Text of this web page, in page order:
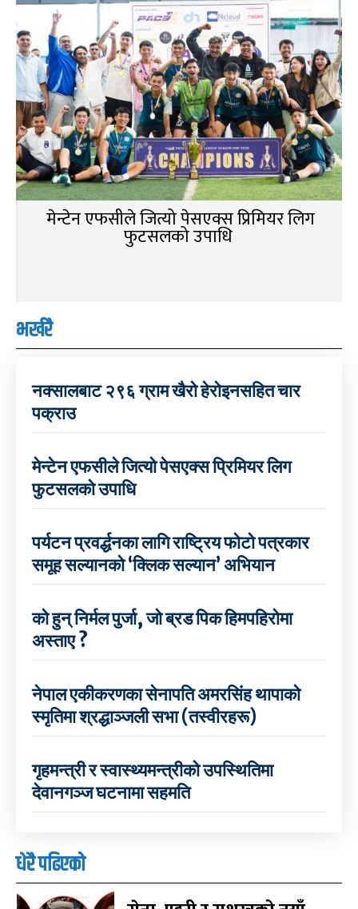
मेन्टेन एफसीले जित्यो पेसएक्स प्रिमियर लिग
फुटसलको उपाधि
भर्खरै
नक्सालबाट २९६ ग्राम खैरो हेरोइनसहित चार
पक्राउ
मेन्टेन एफसीले जित्यो पेसएक्स प्रिमियर लिग
फुटसलको उपाधि
पर्यटन प्रवर्द्धनका लागि राष्ट्रिय फोटो पत्रकार
समूह सल्यानको ‘क्लिक सल्यान’ अभियान
को हुन् निर्मल पुर्जा, जो ब्रड पिक हिमपहिरोमा
अस्ताए ?
नेपाल एकीकरणका सेनापति अमरसिंह थापाको
स्मृतिमा श्रद्धाञ्जली सभा (तस्वीरहरू)
गृहमन्त्री र स्वास्थ्यमन्त्रीको उपस्थितिमा
देवानगञ्ज घटनामा सहमति
धेरै पढिएको